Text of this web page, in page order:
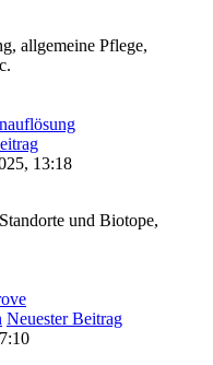
allgemeine Pflege,
13:18
und Biotope,
Neuester Beitrag